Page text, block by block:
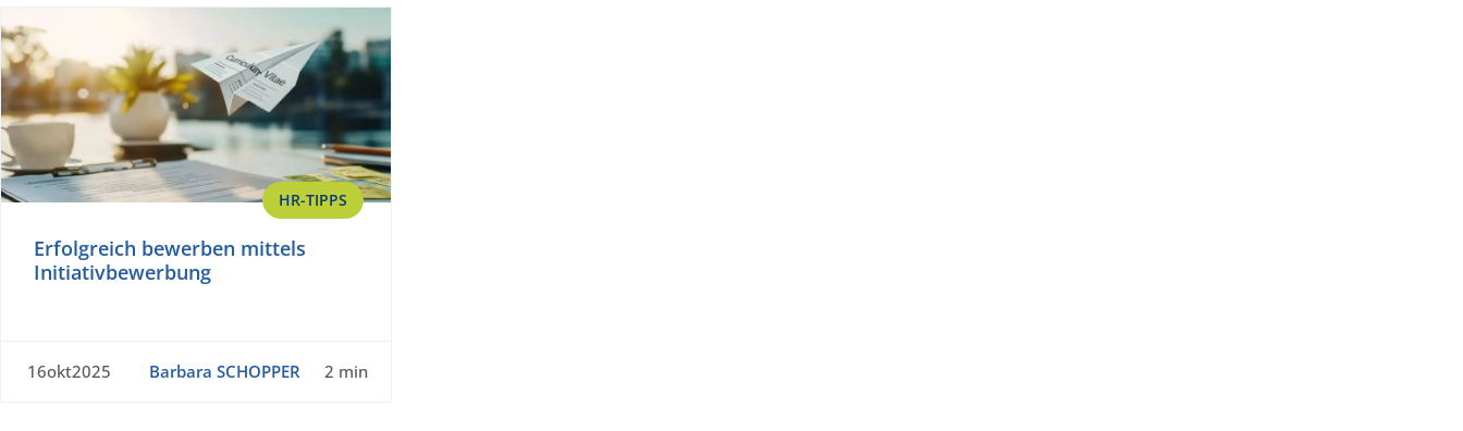
HR-TIPPS
Erfolgreich bewerben mittels
Initiativbewerbung
16okt2025 Barbara SCHOPPER 2 min